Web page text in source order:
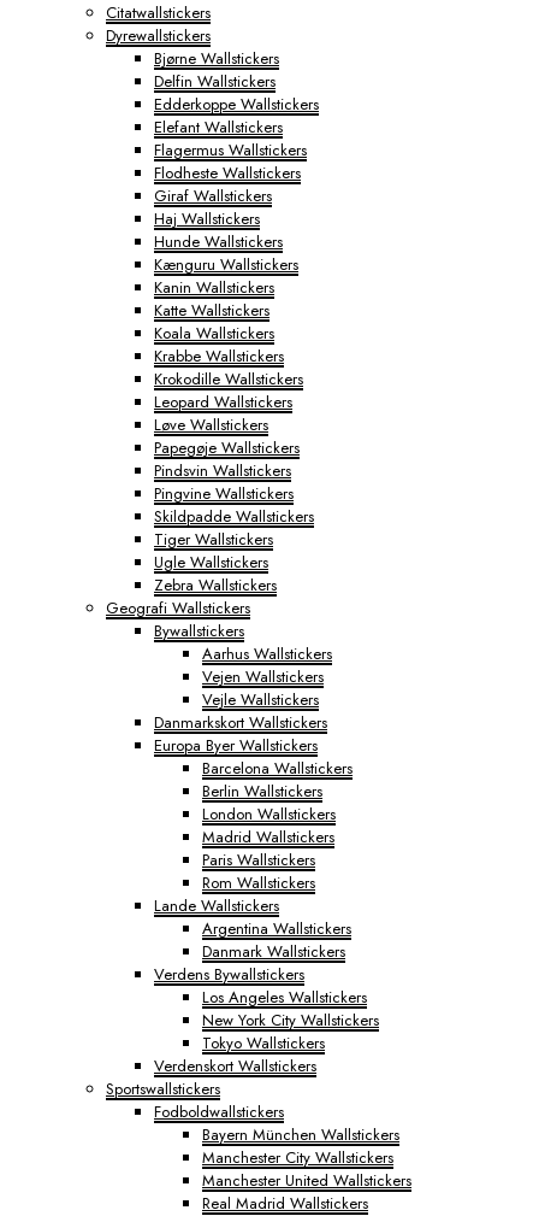
Citatwallstickers
Dyrewallstickers
Bjørne Wallstickers
Delfin Wallstickers
Edderkoppe Wallstickers
Elefant Wallstickers
Flagermus Wallstickers
Flodheste Wallstickers
Giraf Wallstickers
Haj Wallstickers
Hunde Wallstickers
Kænguru Wallstickers
Kanin Wallstickers
Katte Wallstickers
Koala Wallstickers
Krabbe Wallstickers
Krokodille Wallstickers
Leopard Wallstickers
Løve Wallstickers
Papegøje Wallstickers
Pindsvin Wallstickers
Pingvine Wallstickers
Skildpadde Wallstickers
Tiger Wallstickers
Ugle Wallstickers
Zebra Wallstickers
Geografi Wallstickers
Bywallstickers
Aarhus Wallstickers
Vejen Wallstickers
Vejle Wallstickers
Danmarkskort Wallstickers
Europa Byer Wallstickers
Barcelona Wallstickers
Berlin Wallstickers
London Wallstickers
Madrid Wallstickers
Paris Wallstickers
Rom Wallstickers
Lande Wallstickers
Argentina Wallstickers
Danmark Wallstickers
Verdens Bywallstickers
Los Angeles Wallstickers
New York City Wallstickers
Tokyo Wallstickers
Verdenskort Wallstickers
Sportswallstickers
Fodboldwallstickers
Bayern München Wallstickers
Manchester City Wallstickers
Manchester United Wallstickers
Real Madrid Wallstickers